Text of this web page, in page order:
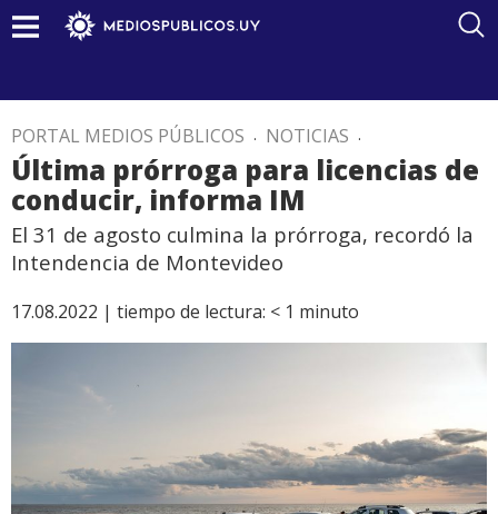
PORTAL MEDIOS PÚBLICOS . NOTICIAS .
Última prórroga para licencias de
conducir, informa IM
El 31 de agosto culmina la prórroga, recordó la
Intendencia de Montevideo
17.08.2022 | tiempo de lectura: < 1 minuto